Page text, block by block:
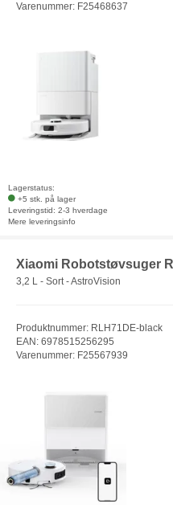
Varenummer: F25468637
Lagerstatus:
+5 stk. på lager
Leveringstid: 2-3 hverdage
Mere leveringsinfo
Xiaomi Robotstøvsuger
3,2 L - Sort - AstroVision
Produktnummer: RLH71DE-black
EAN: 6978515256295
Varenummer: F25567939